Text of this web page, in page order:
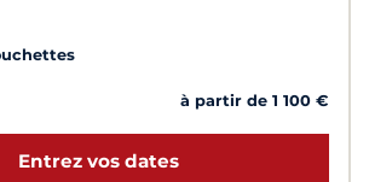
à partir de 1 100 €
Entrez vos dates